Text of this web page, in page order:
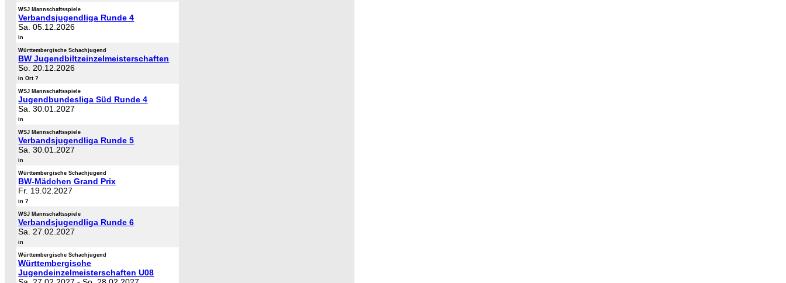
WSJ Mannschaftsspiele
Verbandsjugendliga Runde 4
Sa. 05.12.2026
in
Württembergische Schachjugend
BW Jugendbiltzeinzelmeisterschaften
So. 20.12.2026
in Ort ?
WSJ Mannschaftsspiele
Jugendbundesliga Süd Runde 4
Sa. 30.01.2027
in
WSJ Mannschaftsspiele
Verbandsjugendliga Runde 5
Sa. 30.01.2027
in
Württembergische Schachjugend
BW-Mädchen Grand Prix
Fr. 19.02.2027
in ?
WSJ Mannschaftsspiele
Verbandsjugendliga Runde 6
Sa. 27.02.2027
in
Württembergische Schachjugend
Württembergische
Jugendeinzelmeisterschaften U08